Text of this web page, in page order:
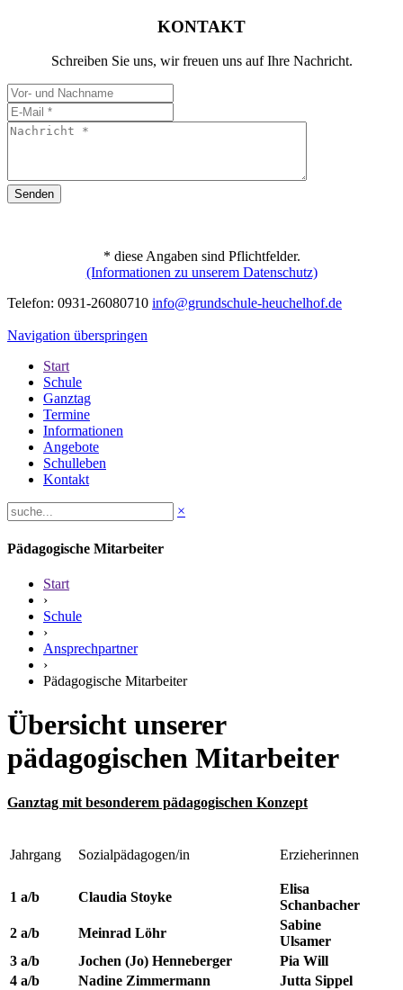
KONTAKT
Schreiben Sie uns, wir freuen uns auf Ihre Nachricht.
Senden
* diese Angaben sind Pflichtfelder.
(Informationen zu unserem Datenschutz)
Telefon: 0931-26080710 info@grundschule-heuchelhof.de
Navigation überspringen
Start
Schule
Ganztag
Termine
Informationen
Angebote
Schulleben
Kontakt
×
Pädagogische Mitarbeiter
Start
›
Schule
›
Ansprechpartner
›
Pädagogische Mitarbeiter
Übersicht unserer
pädagogischen Mitarbeiter
Ganztag mit besonderem pädagogischen Konzept
Jahrgang Sozialpädagogen/in Erzieherinnen
1 a/b Claudia Stoyke
Elisa
Schanbacher
2 a/b
Meinrad Löhr
Sabine
Ulsamer
3 a/b
Jochen (Jo) Henneberger
Pia Will
4 a/b
Nadine Zimmermann Jutta Sippel